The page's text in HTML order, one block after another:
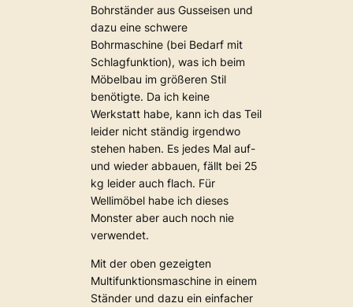
Bohrständer aus Gusseisen und
dazu eine schwere
Bohrmaschine (bei Bedarf mit
Schlagfunktion), was ich beim
Möbelbau im größeren Stil
benötigte. Da ich keine
Werkstatt habe, kann ich das Teil
leider nicht ständig irgendwo
stehen haben. Es jedes Mal auf-
und wieder abbauen, fällt bei 25
kg leider auch flach. Für
Wellimöbel habe ich dieses
Monster aber auch noch nie
verwendet.
Mit der oben gezeigten
Multifunktionsmaschine in einem
Ständer und dazu ein einfacher